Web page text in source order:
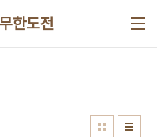
한도전